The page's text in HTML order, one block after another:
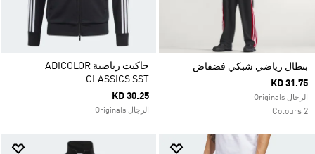
بنطال رياضي شبكي فضفاض
KD 31.75
الرجال Originals
2 Colours
جاكيت رياضية ADICOLOR
CLASSICS SST
KD 30.25
الرجال Originals